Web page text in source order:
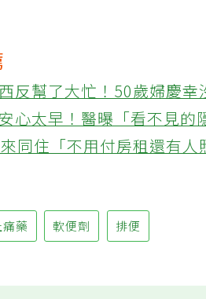
反幫了大忙！50歲婦慶幸
心太早！醫曝「看不見的
同住「不用付房租還有人
痛藥 軟便劑 排便